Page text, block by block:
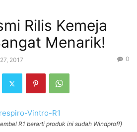
Rilis Kemeja
Menarik!
2017 0
R1 berarti produk ini sudah Windproff)